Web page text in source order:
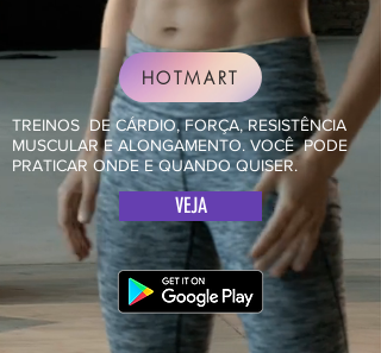
HOTMART
TREINOS DE CÁRDIO, FORÇA, RESISTÊNCIA
MUSCULAR E ALONGAMENTO. VOCÊ PODE
PRATICAR ONDE E QUANDO QUISER.
VEJA